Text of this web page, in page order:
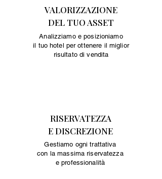
VALORIZZAZIONE
DEL TUO ASSET
Analizziamo e posizioniamo
il tuo hotel per ottenere il miglior
risultato di vendita
RISERVATEZZA
E DISCREZIONE
Gestiamo ogni trattativa
con la massima riservatezza
e professionalità